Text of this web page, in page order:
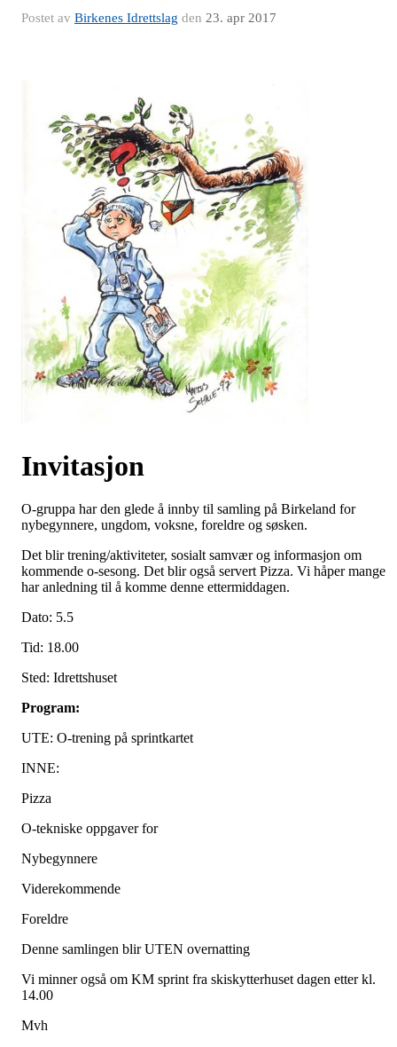
Postet av Birkenes Idrettslag den 23. apr 2017
Invitasjon
O-gruppa har den glede å innby til samling på Birkeland for
nybegynnere, ungdom, voksne, foreldre og søsken.
Det blir trening/aktiviteter, sosialt samvær og informasjon om
kommende o-sesong. Det blir også servert Pizza. Vi håper mange
har anledning til å komme denne ettermiddagen.
Dato: 5.5
Tid: 18.00
Sted: Idrettshuset
Program:
UTE: O-trening på sprintkartet
INNE:
Pizza
O-tekniske oppgaver for
Nybegynnere
Viderekommende
Foreldre
Denne samlingen blir UTEN overnatting
Vi minner også om KM sprint fra skiskytterhuset dagen etter kl.
14.00
Mvh